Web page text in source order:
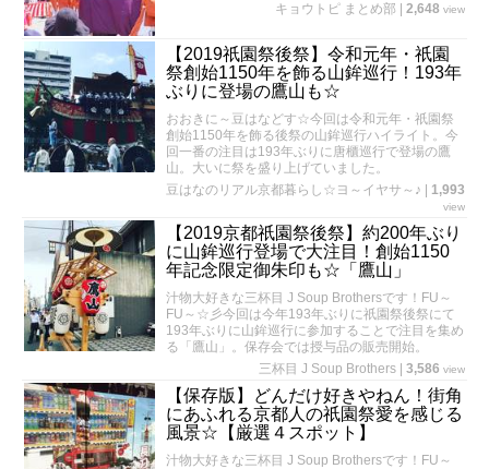
キョウトピ まとめ部
2,648 view
【2019祇園祭後祭】令和元年・祇園
祭創始1150年を飾る山鉾巡行！193年
ぶりに登場の鷹山も☆
おおきに～豆はなどす☆今回は令和元年・祇園祭
創始1150年を飾る後祭の山鉾巡行ハイライト。今
回一番の注目は193年ぶりに唐櫃巡行で登場の鷹
山。大いに祭を盛り上げていました。
豆はなのリアル京都暮らし☆ヨ～イヤサ～♪
1,993
view
【2019京都祇園祭後祭】約200年ぶり
に山鉾巡行登場で大注目！創始1150
年記念限定御朱印も☆「鷹山」
汁物大好きな三杯目 J Soup Brothersです！FU～
FU～☆彡今回は今年193年ぶりに祇園祭後祭にて
193年ぶりに山鉾巡行に参加することで注目を集め
る「鷹山」。保存会では授与品の販売開始。
三杯目 J Soup Brothers
3,586 view
【保存版】どんだけ好きやねん！街角
にあふれる京都人の祇園祭愛を感じる
風景☆【厳選４スポット】
汁物大好きな三杯目 J Soup Brothersです！FU～